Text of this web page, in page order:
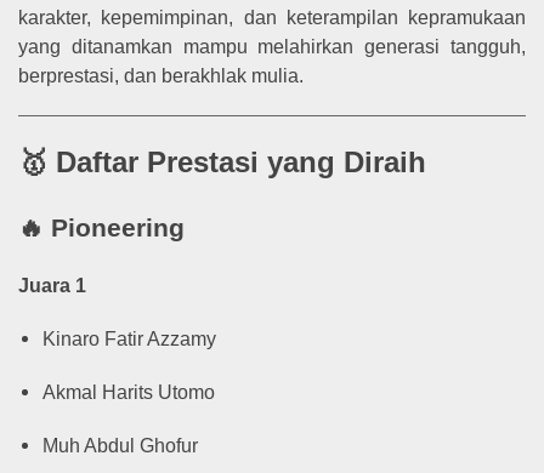
karakter, kepemimpinan, dan keterampilan kepramukaan
yang ditanamkan mampu melahirkan generasi tangguh,
berprestasi, dan berakhlak mulia.
🥇 Daftar Prestasi yang Diraih
🔥 Pioneering
Juara 1
Kinaro Fatir Azzamy
Akmal Harits Utomo
Muh Abdul Ghofur